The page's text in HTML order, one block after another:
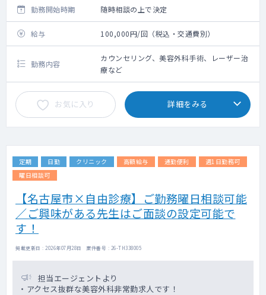
勤務開始時期 随時相談の上で決定
給与 100,000円/回（税込・交通費別）
勤務内容
カウンセリング、美容外科手術、レーザー治
療など
お気に入り 詳細をみる
定期 日勤 クリニック 高額給与 通勤便利
週1日勤務可
曜日相談可
【名古屋市×自由診療】ご勤務曜日相談可能
／ご興味がある先生はご面談の設定可能で
す！
掲載更新日 : 2026年07月28日 案件番号 : 26-TH338005
担当エージェントより
・アクセス抜群な美容外科非常勤求人です！